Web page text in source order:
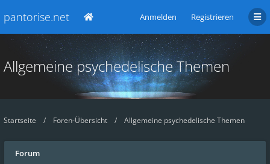
pantorise.net Anmelden Registrieren
Allgemeine psychedelische Themen
Startseite Foren-Übersicht Allgemeine psychedelische Themen
Forum